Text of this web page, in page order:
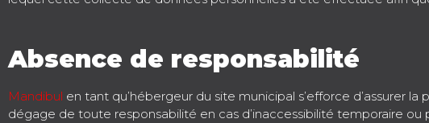
Absence de responsabilité
Mandibul en tant qu’hébergeur du site municipal s’efforce d’assurer
dégage de toute responsabilité en cas d’inaccessibilité temporaire